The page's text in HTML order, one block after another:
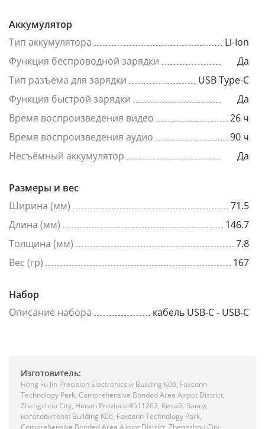
Аккумулятор
Тип аккумулятора
Li-Ion
Функция беспроводной зарядки
Да
Тип разъема для зарядки
USB Type-C
Функция быстрой зарядки
Да
Время воспроизведения видео
26 ч
Время воспроизведения аудио
90 ч
Несъёмный аккумулятор
Да
Размеры и вес
Ширина (мм)
71.5
Длина (мм)
146.7
Толщина (мм)
7.8
Вес (гр)
167
Набор
Описание набора
кабель USB-C - USB-C
Изготовитель:
Hong Fu Jin Precision Electronics и Building K06, Foxconn
Technology Park, Comprehensive Bonded Area Airpot District,
Zhengzhou City, Henan Province 4511262, Китай. Завод
изготовителя: Building K06, Foxconn Technology Park,
Comprehensive Bonded Area Airpot District, Zhengzhou City,